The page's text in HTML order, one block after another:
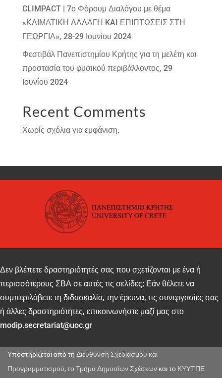
CLIMPACT | 7ο Φόρουμ Διαλόγου με θέμα
«ΚΛΙΜΑΤΙΚΗ ΑΛΛΑΓΗ KAI ΕΠΙΠΤΩΣΕΙΣ ΣΤΗ
ΓΕΩΡΓΙΑ», 28-29 Ιουνίου 2024
Φεστιβάλ Πανεπιστημίου Κρήτης για τη μελέτη και
προστασία του φυσικού περιβάλλοντος, 29
Ιουνίου 2024
Recent Comments
Χωρίς σχόλια για εμφάνιση.
Δεν βλέπετε δραστηριότητές σας που σχετίζονται με ένα ή
περισσότερους ΣΒΑ σε αυτές τις σελίδες; Εάν θέλετε να
συμπεριλάβετε τη διδασκαλία, την έρευνα, τις συνεργασίες σας
ή άλλες δραστηριότητες, επικοινωνήστε μαζί μας στο
modip.secretariat@uoc.gr
Υποστηρίζεται από τη Διεύθυνση Σχεδιασμού και
Προγραμματισμού,το Τμήμα Δημοσίων Σχέσεων και το ΚΥΥΤΠΕ